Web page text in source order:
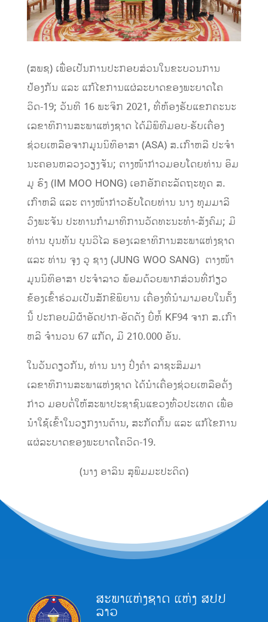
(ສພຊ) ເພື່ອເປັນການປະກອບສ່ວນໃນຂະບວນການ
ປ້ອງກັນ ແລະ ແກ້ໄຂການແຜ່ລະບາດຂອງພະຍາດໂຄ
ວິດ-19; ວັນທີ 16 ພະຈິກ 2021, ທີ່ຫ້ອງຮັບແຂກຄະນະ
ເລຂາທິການສະພາແຫ່ງຊາດ ໄດ້ມີພິທີມອບ-ຮັບເຄື່ອງ
ຊ່ວຍເຫລືອຈາກມູນນິທິອາສາ (ASA) ສ.ເກົາຫລີ ປະຈຳ
ນະຄອນຫລວງວຽງຈັນ; ຕາງໜ້າກ່າວມອບໂດຍທ່ານ ອິມ
ມູ ຮົງ (IM MOO HONG) ເອກອັກຄະລັດຖະທູດ ສ.
ເກົາຫລີ ແລະ ຕາງໜ້າກ່າວຮັບໂດຍທ່ານ ນາງ ທຸມມາລີ
ວົງພະຈັນ ປະທານກຳມາທິການວັດທະນະທຳ-ສັງຄົມ; ມີ
ທ່ານ ບຸນທັນ ບຸນວິໄລ ຮອງເລຂາທິການສະພາແຫ່ງຊາດ
ແລະ ທ່ານ ຈຸງ ວູ ຊາງ (JUNG WOO SANG) ຕາງໜ້າ
ມູນນິທິອາສາ ປະຈຳລາວ ພ້ອມດ້ວຍພາກສ່ວນທີ່ກ່ຽວ
ຂ້ອງເຂົ້າຮ່ວມເປັນສັກຂີພິຍານ ເຄື່ອງທີ່ນຳມາມອບໃນຄັ້ງ
ນີ້ ປະກອບມີຜ້າອັດປາກ-ອັດດັງ ຍີ່ຫໍ້ KF94 ຈາກ ສ.ເກົາ
ຫລີ ຈຳນວນ 67 ແກັດ, ມີ 210.000 ອັນ.
ໃນວັນດຽວກັນ, ທ່ານ ນາງ ປິ່ງຄຳ ລາຊະສິມມາ
ເລຂາທິການສະພາແຫ່ງຊາດ ໄດ້ນຳເຄື່ອງຊ່ວຍເຫລືອດັ່ງ
ກ່າວ ມອບຕໍ່ໃຫ້ສະພາປະຊາຊົນແຂວງທົ່ວປະເທດ ເພື່ອ
ນຳໃຊ້ເຂົ້າໃນວຽກງານຕ້ານ, ສະກັດກັ້ນ ແລະ ແກ້ໄຂການ
ແຜ່ລະບາດຂອງພະຍາດໂຄວິດ-19.
(ນາງ ອາລິນ ສຸພິມມະປະດິດ)
ສະພາແຫ່ງຊາດ ແຫ່ງ ສປປ
ລາວ